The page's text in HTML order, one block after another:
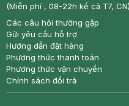
(Miễn phí , 08-22h kể cả T7, CN)
Các câu hỏi thường gặp
Gửi yêu cầu hỗ trợ
Hướng dẫn đặt hàng
Phương thức thanh toán
Phương thức vận chuyển
Chính sách đổi trả